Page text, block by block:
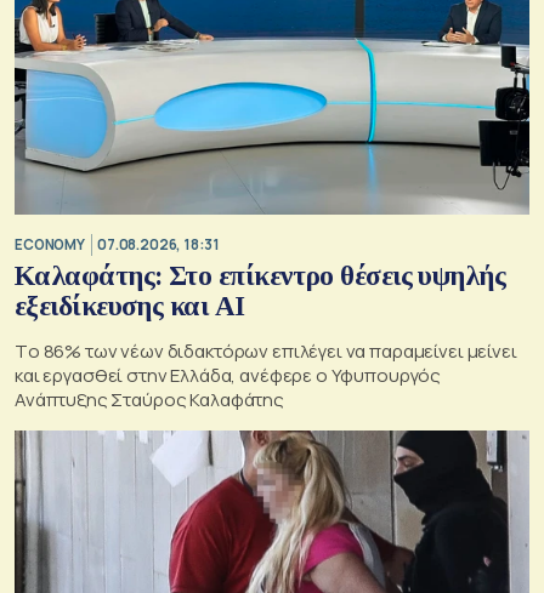
ECONOMY 07.08.2026, 18:31
Καλαφάτης: Στο επίκεντρο θέσεις υψηλής
εξειδίκευσης και AI
Tο 86% των νέων διδακτόρων επιλέγει να παραμείνει μείνει
και εργασθεί στην Ελλάδα, ανέφερε ο Υφυπουργός
Ανάπτυξης Σταύρος Καλαφάτης